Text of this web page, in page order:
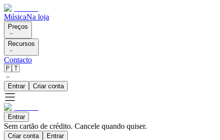
MúsicaNa loja
Preços
Recursos
Contacto
🇵🇹
Entrar Criar conta
Entrar
Sem cartão de crédito. Cancele quando quiser.
Criar conta Entrar